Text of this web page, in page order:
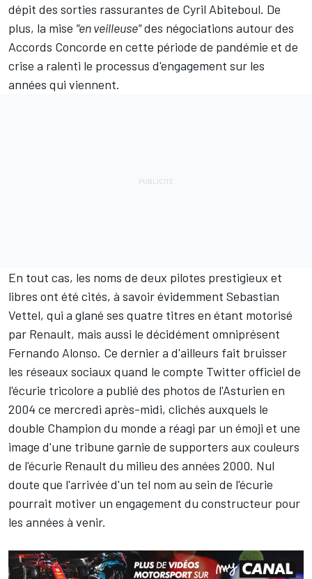
dépit des sorties rassurantes de Cyril Abiteboul. De
plus, la mise "en veilleuse"des négociations autour des
Accords Concorde en cette période de pandémie et de
crise a ralenti le processus d'engagement sur les
années qui viennent.
En tout cas, les noms de deux pilotes prestigieux et
libres ont été cités, à savoir évidemment Sebastian
Vettel, qui a glané ses quatre titres en étant motorisé
par Renault, mais aussi le décidément omniprésent
Fernando Alonso. Ce dernier a d'ailleurs fait bruisser
les réseaux sociaux quand le compte Twitter officiel de
l'écurie tricolore a publié des photos de l'Asturien en
2004 ce mercredi après-midi, clichés auxquels le
double Champion du monde a réagi par un émoji et une
image d'une tribune garnie de supporters aux couleurs
de l'écurie Renault du milieu des années 2000. Nul
doute que l'arrivée d'un tel nom au sein de l'écurie
pourrait motiver un engagement du constructeur pour
les années à venir.